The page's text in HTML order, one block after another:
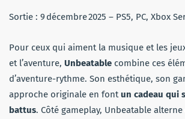
Sortie : 9 décembre 2025 – PS5, PC, Xbox
Pour ceux qui aiment la musique et les
et l’aventure, Unbeatable combine ces
d’aventure-rythme. Son esthétique, son
approche originale en fontun cadeau qui
battus. Côté gameplay, Unbeatable